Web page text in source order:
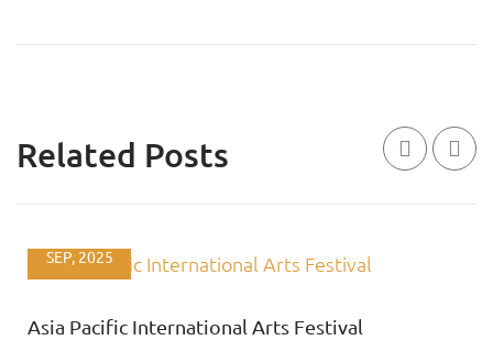
Related Posts
01
SEP, 2025
Asia Pacific International Arts Festival